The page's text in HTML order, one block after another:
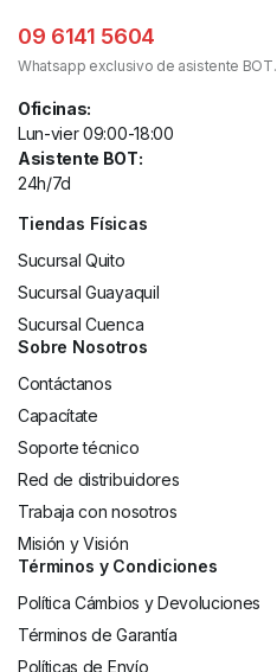
09 6141 5604
Whatsapp exclusivo de asistente BOT.
Oficinas:
Lun-vier 09:00-18:00
Asistente BOT:
24h/7d
Tiendas Físicas
Sucursal Quito
Sucursal Guayaquil
Sucursal Cuenca
Sobre Nosotros
Contáctanos
Capacítate
Soporte técnico
Red de distribuidores
Trabaja con nosotros
Misión y Visión
Términos y Condiciones
Política Cámbios y Devoluciones
Términos de Garantía
Políticas de Envío